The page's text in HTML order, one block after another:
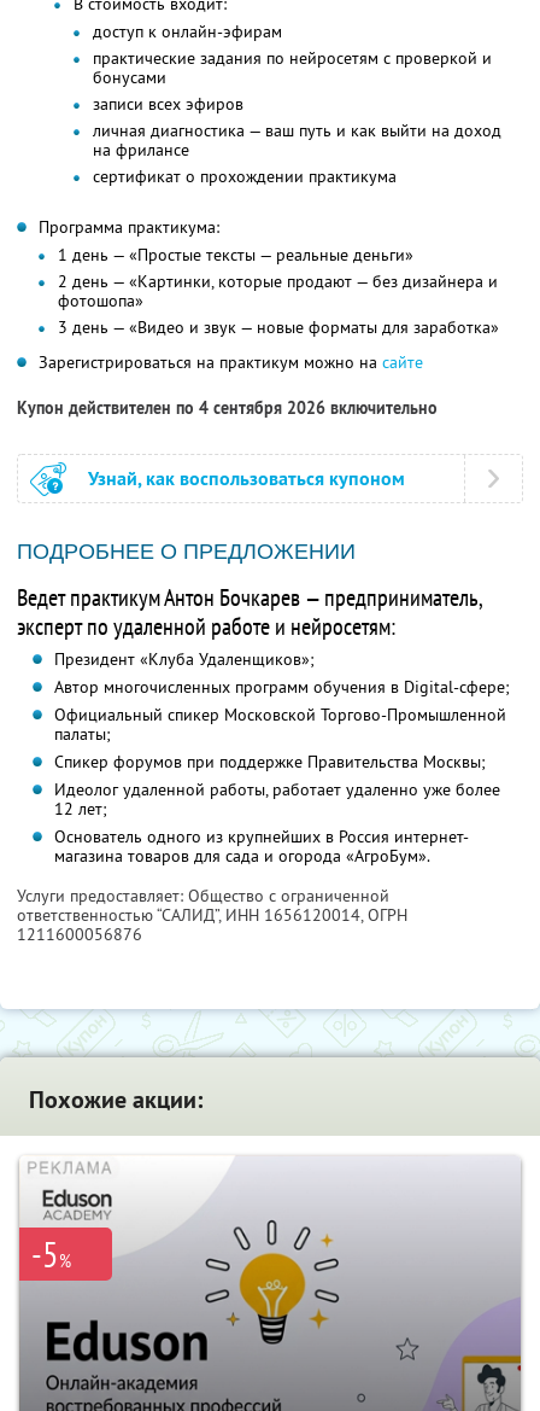
доступ к онлайн-эфирам
практические задания по нейросетям с проверкой и
бонусами
записи всех эфиров
личная диагностика — ваш путь и как выйти на доход
на фрилансе
сертификат о прохождении практикума
Программа практикума:
1 день — «Простые тексты — реальные деньги»
2 день — «Картинки, которые продают — без дизайнера и
фотошопа»
3 день — «Видео и звук — новые форматы для заработка»
Зарегистрироваться на практикум можно на сайте
Купон действителен по 4 сентября 2026 включительно
Узнай, как воспользоваться купоном
ПОДРОБНЕЕ О ПРЕДЛОЖЕНИИ
Ведет практикум Антон Бочкарев — предприниматель,
эксперт по удаленной работе и нейросетям:
Президент «Клуба Удаленщиков»;
Автор многочисленных программ обучения в Digital-сфере;
Официальный спикер Московской Торгово-Промышленной
палаты;
Спикер форумов при поддержке Правительства Москвы;
Идеолог удаленной работы, работает удаленно уже более
12 лет;
Основатель одного из крупнейших в Россия интернет-
магазина товаров для сада и огорода «АгроБум».
Услуги предоставляет: Общество с ограниченной
ответственностью “САЛИД”, ИНН 1656120014, ОГРН
1211600056876
Похожие акции:
-5%